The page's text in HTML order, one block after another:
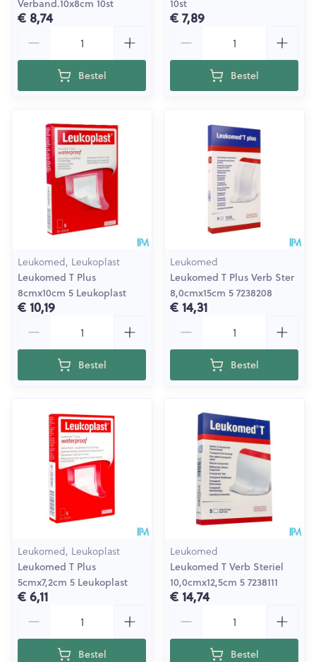
Verband.10x8cm 10st
€ 8,74
Bestel
10st
€ 7,89
Bestel
Leukomed, Leukoplast
Leukomed T Plus
8cmx10cm 5 Leukoplast
€ 10,19
Bestel
Leukomed
Leukomed T Plus Verb Ster
8,0cmx15cm 5 7238208
€ 14,31
Bestel
Leukomed, Leukoplast
Leukomed T Plus
5cmx7,2cm 5 Leukoplast
€ 6,11
Bestel
Leukomed
Leukomed T Verb Steriel
10,0cmx12,5cm 5 7238111
€ 14,74
Bestel